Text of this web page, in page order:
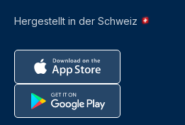
Hergestellt in der Schweiz